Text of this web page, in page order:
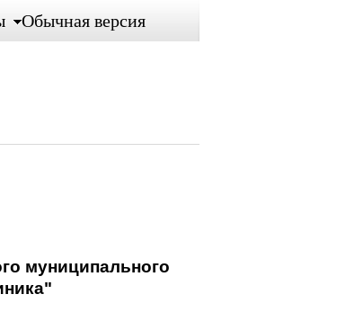
Обычная версия
муниципального